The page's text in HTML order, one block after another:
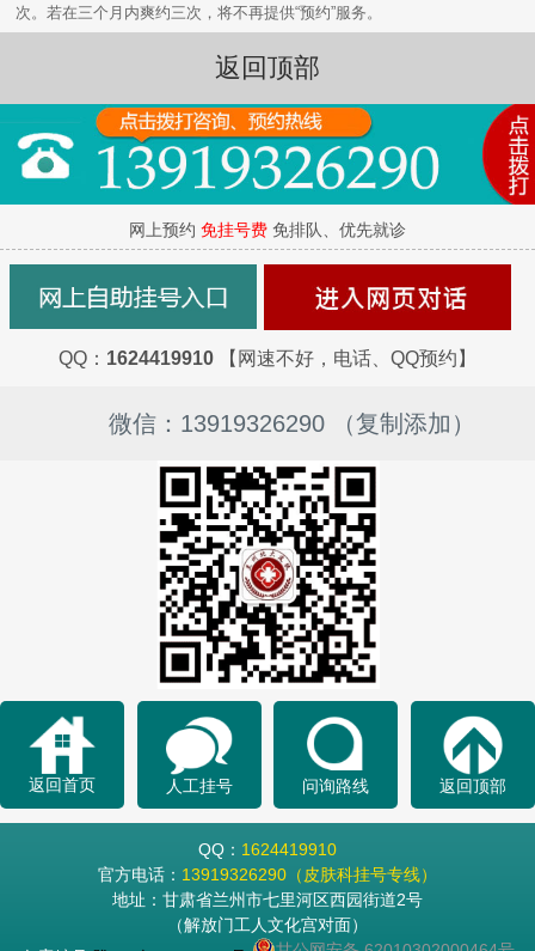
次。若在三个月内爽约三次，将不再提供“预约”服务。
返回顶部
网上预约 免挂号费 免排队、优先就诊
QQ： 1624419910 【网速不好，电话、QQ预约】
微信：13919326290 （复制添加）
返回首页 人工挂号 问询路线 返回顶部
QQ： 1624419910
官方电话： 13919326290（皮肤科挂号专线）
地址：甘肃省兰州市七里河区西园街道2号
（解放门工人文化宫对面）